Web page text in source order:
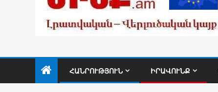
ՀԱՆՐՈՒԹՅՈՒՆ ԻՐԱՎՈՒՆՔ